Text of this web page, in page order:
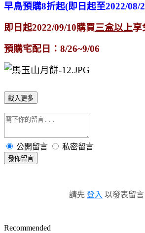
早鳥預購8折起(即日起至2022/08/
即日起2022/09/10購買三盒以上享
預購宅配日：8/26~9/06
載入更多
公開留言 私密留言
發佈留言
請先 登入 以發表留言
Recommended